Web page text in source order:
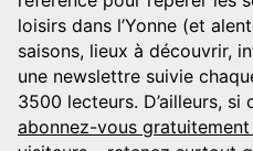
loisirs dans l’Yonne (et
saisons, lieux à découvrir,
une newslettre suivie
3500 lecteurs. D’ailleurs, si
abonnez-vous